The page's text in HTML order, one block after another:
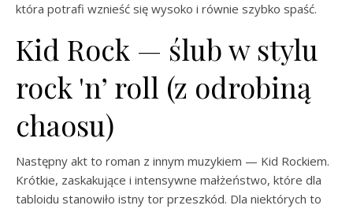
która potrafi wznieść się wysoko i równie szybko spaść.
Kid Rock — ślub w stylu
rock 'n’ roll (z odrobiną
chaosu)
Następny akt to roman z innym muzykiem — Kid Rockiem.
Krótkie, zaskakujące i intensywne małżeństwo, które dla
tabloidu stanowiło istny tor przeszkód. Dla niektórych to